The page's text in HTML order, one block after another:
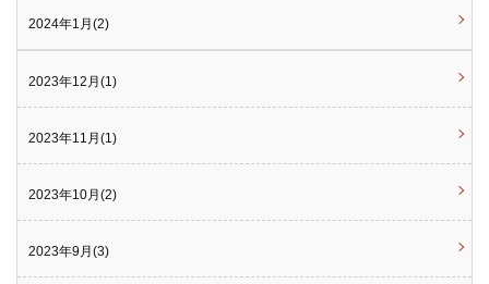
2024年1月(2)
2023年12月(1)
2023年11月(1)
2023年10月(2)
2023年9月(3)